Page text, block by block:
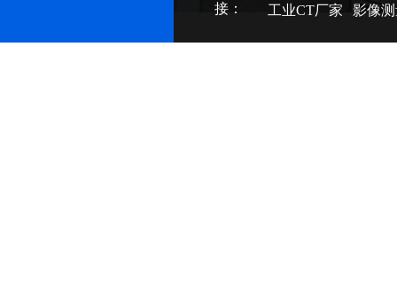
接： 工业CT厂家 影像